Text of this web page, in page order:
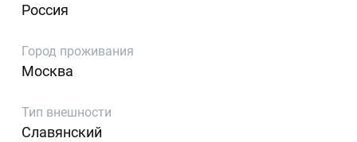
Россия
Город проживания
Москва
Тип внешности
Славянский